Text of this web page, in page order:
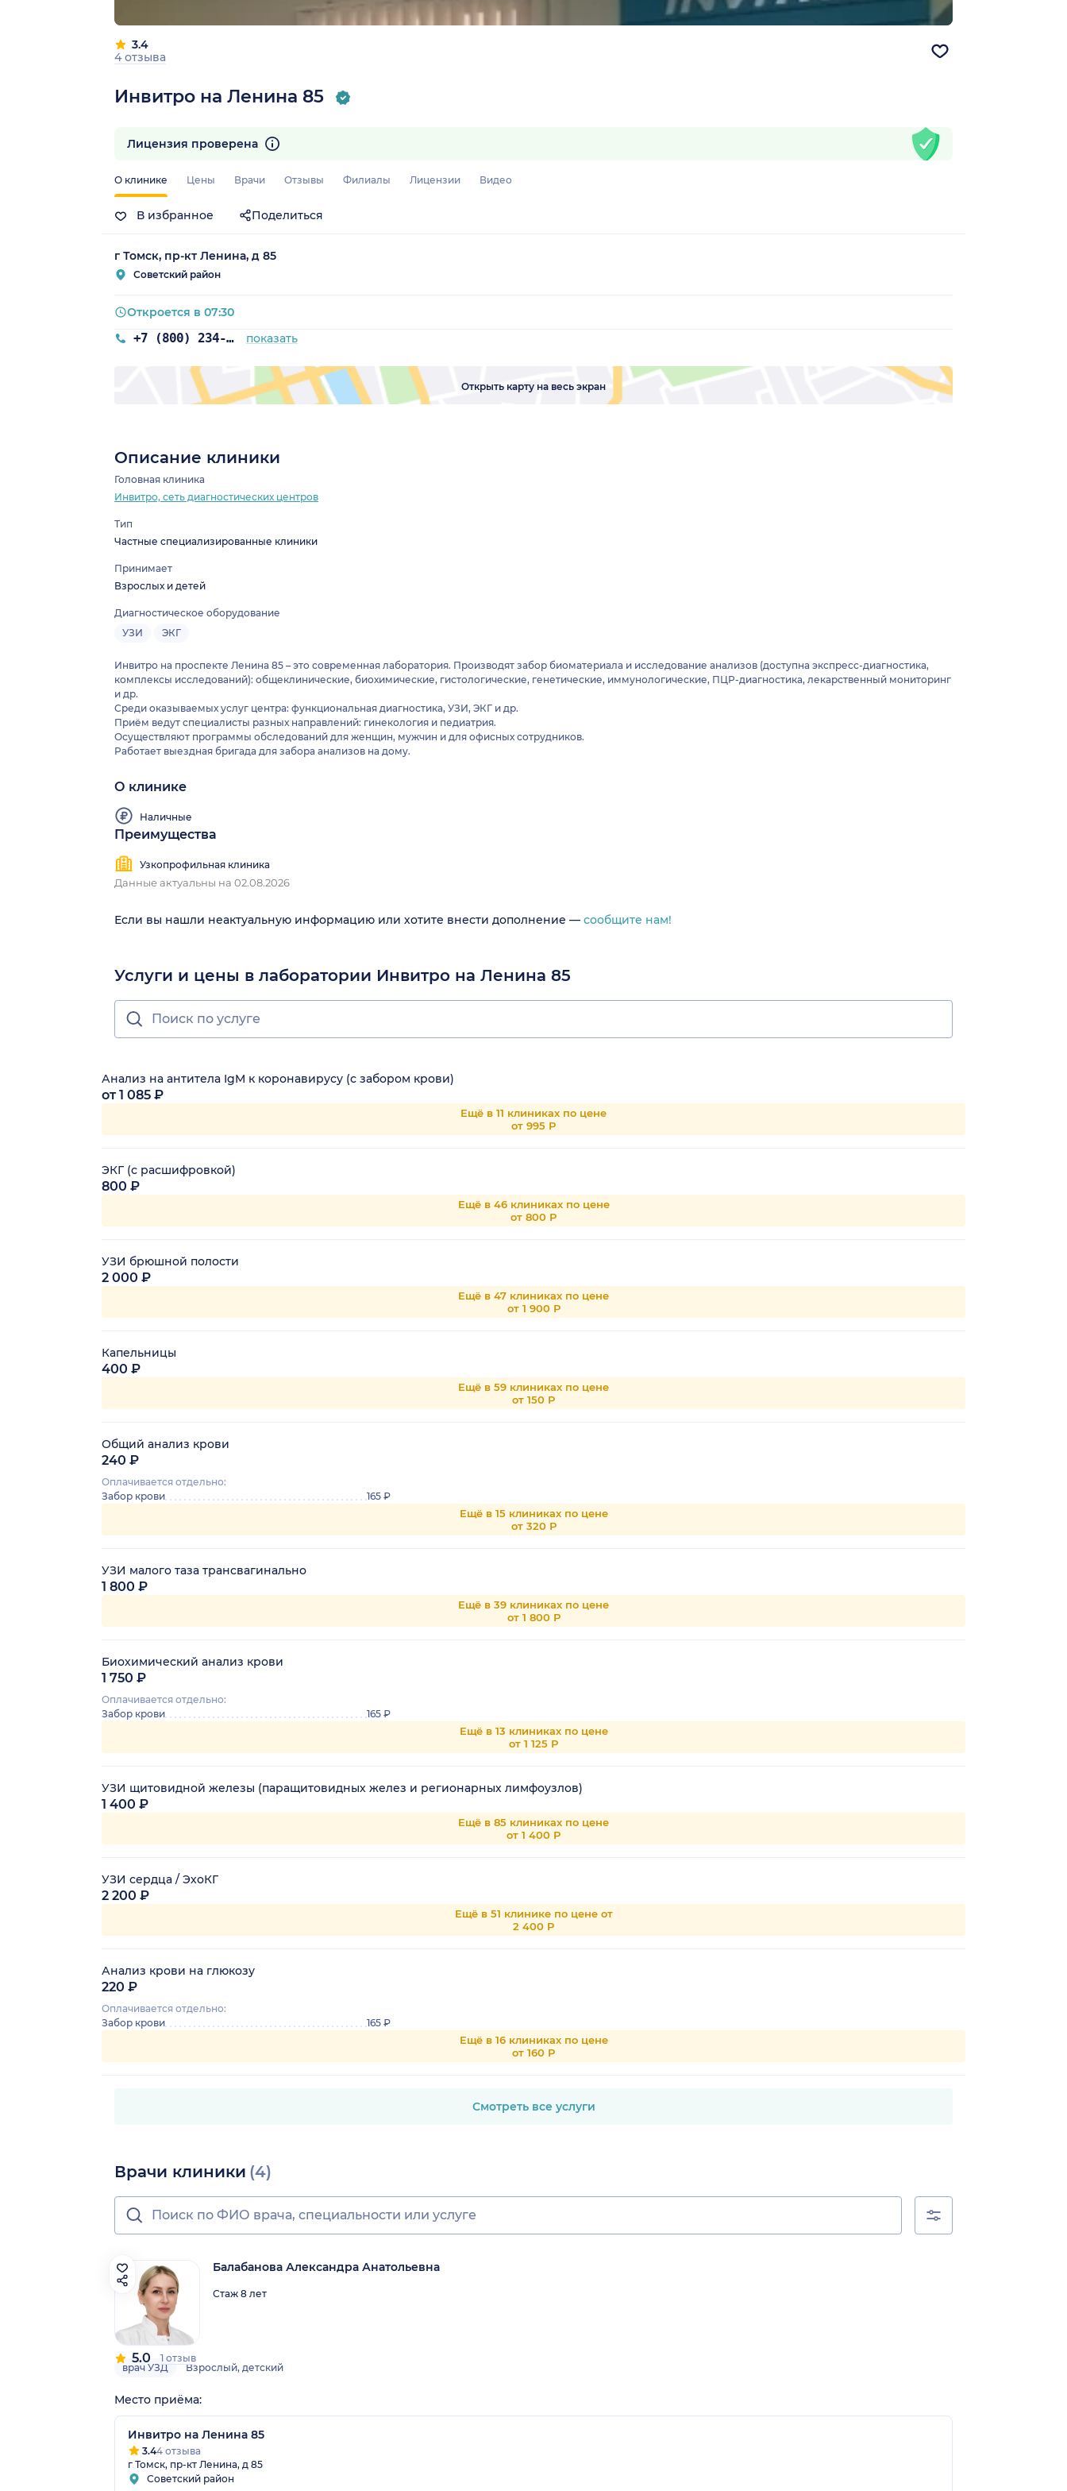
Инвитро на Ленина 85
3.4
4 отзыва
О клинике Цены Врачи Отзывы Филиалы Лицензии Видео
В избранное Поделиться
Лицензия проверена
г Томск, пр-кт Ленина, д 85
Советский район
+7 (800) 234-40-50 показать
Откроется в 07:30
Открыть карту на весь экран
Описание клиники
Головная клиника
Инвитро, сеть диагностических центров
Тип
Частные специализированные клиники
Принимает
Взрослых и детей
Диагностическое оборудование
УЗИ
ЭКГ
Инвитро на проспекте Ленина 85 – это современная лаборатория. Производят забор биоматериала и исследование анализов (доступна экспресс-диагностика,
комплексы исследований): общеклинические, биохимические, гистологические, генетические, иммунологические, ПЦР-диагностика, лекарственный мониторинг
и др.
Среди оказываемых услуг центра: функциональная диагностика, УЗИ, ЭКГ и др.
Приём ведут специалисты разных направлений: гинекология и педиатрия.
Осуществляют программы обследований для женщин, мужчин и для офисных сотрудников.
Работает выездная бригада для забора анализов на дому.
О клинике
Наличные
Преимущества
Узкопрофильная клиника
Данные актуальны на 02.08.2026
Если вы нашли неактуальную информацию или хотите внести дополнение — сообщите нам!
Услуги и цены в лаборатории Инвитро на Ленина 85
Анализ на антитела IgM к коронавирусу (с забором крови)
от 1 085 ₽
Ещё в 11 клиниках по цене
от 995 Р
ЭКГ (с расшифровкой)
800 ₽
Ещё в 46 клиниках по цене
от 800 Р
УЗИ брюшной полости
2 000 ₽
Ещё в 47 клиниках по цене
от 1 900 Р
Капельницы
400 ₽
Ещё в 59 клиниках по цене
от 150 Р
Общий анализ крови
240 ₽
Оплачивается отдельно:
Забор крови
165 ₽
Ещё в 15 клиниках по цене
от 320 Р
УЗИ малого таза трансвагинально
1 800 ₽
Ещё в 39 клиниках по цене
от 1 800 Р
Биохимический анализ крови
1 750 ₽
Оплачивается отдельно:
Забор крови
165 ₽
Ещё в 13 клиниках по цене
от 1 125 Р
УЗИ щитовидной железы (паращитовидных желез и регионарных лимфоузлов)
1 400 ₽
Ещё в 85 клиниках по цене
от 1 400 Р
УЗИ сердца / ЭхоКГ
2 200 ₽
Ещё в 51 клинике по цене от
2 400 Р
Анализ крови на глюкозу
220 ₽
Оплачивается отдельно:
Забор крови
165 ₽
Ещё в 16 клиниках по цене
от 160 Р
Смотреть все услуги
Врачи клиники (4)
5.0 1 отзыв
Балабанова Александра Анатольевна
Стаж 8 лет
врач УЗД Взрослый, детский
Место приёма:
Инвитро на Ленина 85
3.44 отзыва
г Томск, пр-кт Ленина, д 85
Советский район